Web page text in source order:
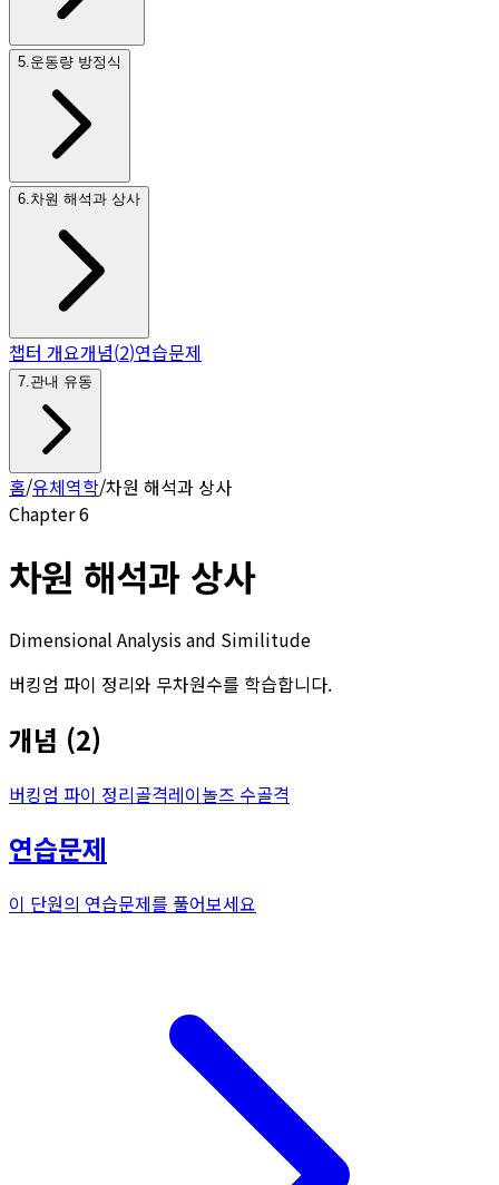
5 운동량 방정식
6 차원 해석과 상사
챕터 개요개념(2)연습문제
7 관내 유동
홈/유체역학/차원 해석과 상사
Chapter6
차원 해석과 상사
Dimensional Analysis and Similitude
버킹엄 파이 정리와 무차원수를 학습합니다.
개념 (2)
버킹엄 파이 정리골격레이놀즈 수골격
연습문제
이 단원의 연습문제를 풀어보세요